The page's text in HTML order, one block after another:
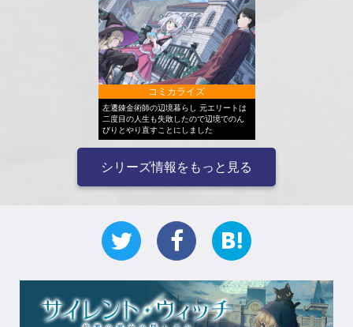
コミカライズ
左遷錬金術師の辺境暮らし 元エリートは
二度目の人生も失敗したので辺境でのん
びりとやり直すことにしました
シリーズ情報をもっと見る